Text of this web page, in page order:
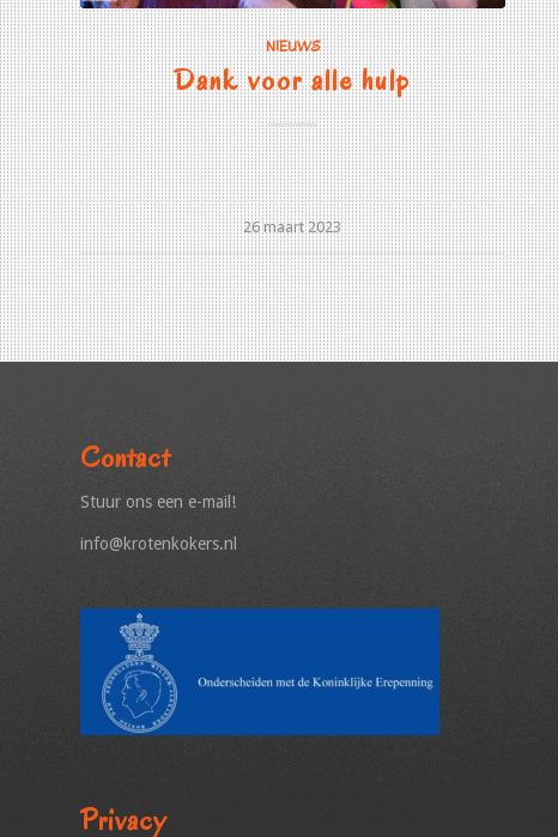
NIEUWS
Dank voor alle hulp
26 maart 2023
Contact
Stuur ons een e-mail!
info@krotenkokers.nl
Privacy